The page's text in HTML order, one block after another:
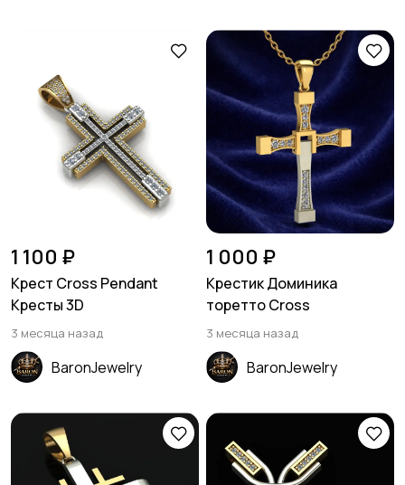
1 100 ₽
Крест Cross Pendant
Кресты 3D
3 месяца назад
BaronJewelry
1 000 ₽
Крестик Доминика
торетто Cross
3 месяца назад
BaronJewelry